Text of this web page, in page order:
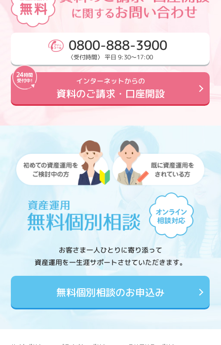
0800-888-3900
〈受付時間〉 平日 9:30～17:00
インターネットからの
資料のご請求・口座開設
お客さま一人ひとりに寄り添って
資産運用を一生涯サポートさせていただきます。
無料個別相談のお申込み